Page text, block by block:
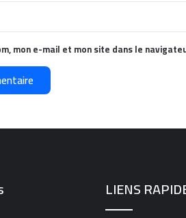
mon e-mail et mon site dans le
LIENS